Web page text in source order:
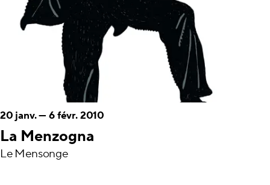
La Menzogna
20 janv.—6 févr. 2010
Le Mensonge